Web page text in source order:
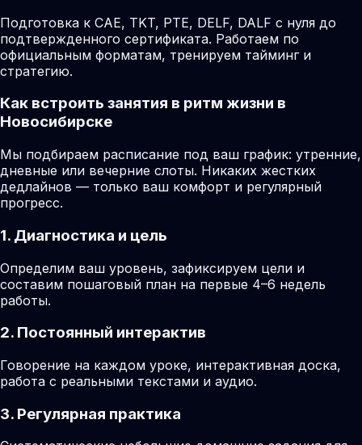
Подготовка к CAE, TKT, PTE, DELF, DALF с нуля до
подтвержденного сертификата. Работаем по
официальным форматам, тренируем тайминг и
стратегию.
Как встроить занятия в ритм жизни в
Новосибирске
Мы подбираем расписание под ваш график: утренние,
дневные или вечерние слоты. Никаких жестких
дедлайнов — только ваш комфорт и регулярный
прогресс.
1. Диагностика и цель
Определим ваш уровень, зафиксируем цели и
составим пошаговый план на первые 4–6 недель
работы.
2. Постоянный интерактив
Говорение на каждом уроке, интерактивная доска,
работа с реальными текстами и аудио.
3. Регулярная практика